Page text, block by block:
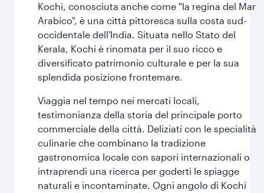
Kochi, conosciuta anche come "la regina del Mar
Arabico", è una città pittoresca sulla costa sud-
occidentale dell'India. Situata nello Stato del
Kerala, Kochi è rinomata per il suo ricco e
diversificato patrimonio culturale e per la sua
splendida posizione frontemare.
Viaggia nel tempo nei mercati locali,
testimonianza della storia del principale porto
commerciale della città. Deliziati con le specialità
culinarie che combinano la tradizione
gastronomica locale con sapori internazionali o
intraprendi una ricerca per goderti le spiagge
naturali e incontaminate. Ogni angolo di Kochi